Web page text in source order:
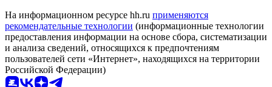
На информационном ресурсе hh.ru применяются
рекомендательные технологии (информационные технологии
предоставления информации на основе сбора, систематизации
и анализа сведений, относящихся к предпочтениям
пользователей сети «Интернет», находящихся на территории
Российской Федерации)